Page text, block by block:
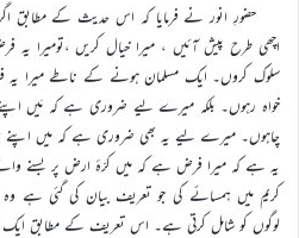
حضورِ انور نے فرمایا کہ اس حدیث کے مطابق
اچھی طرح پیش آئیں ، میرا خیال کریں ،تومیرا یہ
سلوک کروں۔ ایک مسلمان ہونے کے ناطے میرا یہ
خواہ رہوں۔ بلکہ میرے لیے ضروری ہے کہ مَیں اپنے
چاہوں۔ میرے لیے یہ بھی ضروری ہے کہ میں اپنے
یہ ہے کہ میرا فرض ہے کہ میں کرّۂ ارض پر بسنے والے
کریم میں ہمسائے کی جو تعریف بیان کی گئی ہے
لوگوں کو شامل کرتی ہے۔ اس تعریف کے مطابق